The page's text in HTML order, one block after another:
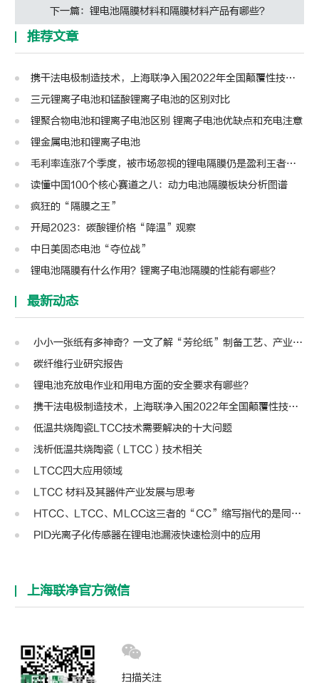
下一篇：锂电池隔膜材料和隔膜材料产品有哪些？
推荐文章
携干法电极制造技术，上海联净入围2022年全国颠覆性技术创新大赛
三元锂离子电池和锰酸锂离子电池的区别对比
锂聚合物电池和锂离子电池区别 锂离子电池优缺点和充电注意
锂金属电池和锂离子电池
毛利率连涨7个季度，被市场忽视的锂电隔膜仍是盈利王者？| 见智研究
读懂中国100个核心赛道之八：动力电池隔膜板块分析图谱
疯狂的“隔膜之王”
开局2023：碳酸锂价格“降温”观察
中日美固态电池“夺位战”
锂电池隔膜有什么作用？锂离子电池隔膜的性能有哪些？
最新动态
小小一张纸有多神奇？一文了解“芳纶纸”制备工艺、产业链及主要应用
碳纤维行业研究报告
锂电池充放电作业和用电方面的安全要求有哪些？
携干法电极制造技术，上海联净入围2022年全国颠覆性技术创新大赛
低温共烧陶瓷LTCC技术需要解决的十大问题
浅析低温共烧陶瓷（LTCC）技术相关
LTCC四大应用领域
LTCC 材料及其器件产业发展与思考
HTCC、LTCC、MLCC这三者的“CC”缩写指代的是同一种含义不？
PID光离子化传感器在锂电池漏液快速检测中的应用
上海联净官方微信
扫描关注